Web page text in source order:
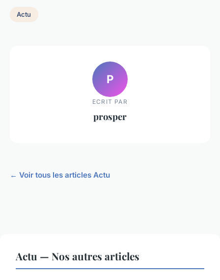
Actu
P
ECRIT PAR
prosper
← Voir tous les articles Actu
Actu — Nos autres articles